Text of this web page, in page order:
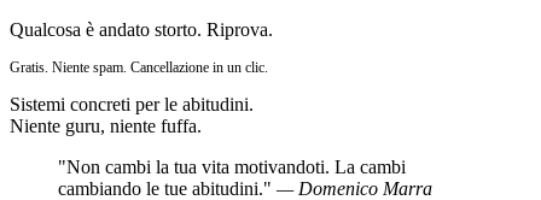
Qualcosa è andato storto. Riprova.
Gratis. Niente spam. Cancellazione in un clic.
Sistemi concreti per le abitudini.
Niente guru, niente fuffa.
"Non cambi la tua vita motivandoti. La cambi
cambiando le tue abitudini." — Domenico Marra